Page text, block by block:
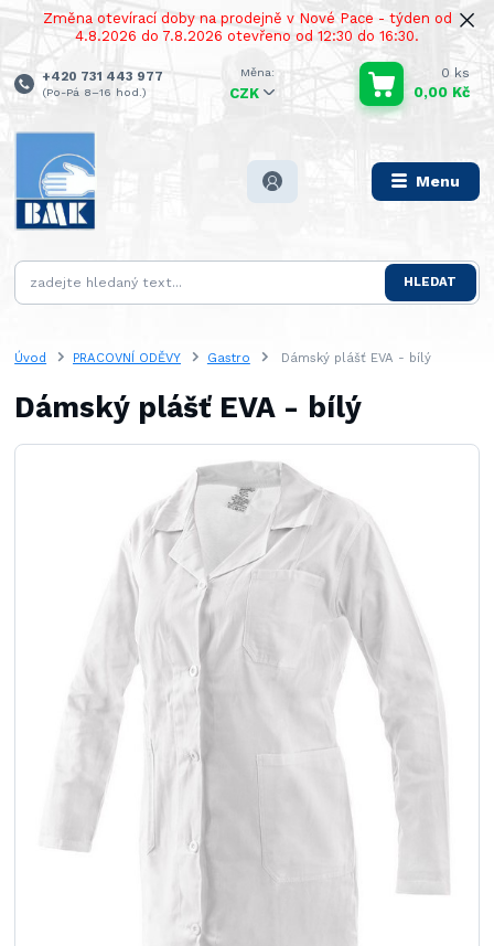
Změna otevírací doby na prodejně v Nové Pace - týden od
4.8.2026 do 7.8.2026 otevřeno od 12:30 do 16:30.
Menu
CZK
HLEDAT
+420 731 443 977
(Po-Pá 8–16 hod.)
0 ks
0,00 Kč
Úvod PRACOVNÍ ODĚVY Gastro Dámský plášť EVA - bílý
Dámský plášť EVA - bílý